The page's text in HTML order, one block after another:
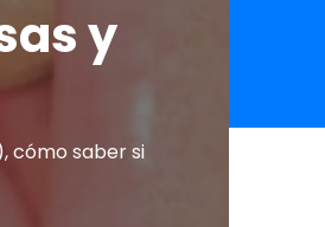
y
cómo saber si